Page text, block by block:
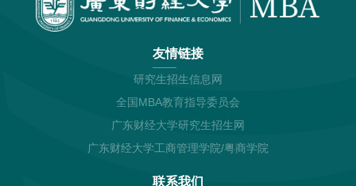
友情链接
研究生招生信息网
全国MBA教育指导委员会
广东财经大学研究生招生网
广东财经大学工商管理学院/粤商学院
联系我们